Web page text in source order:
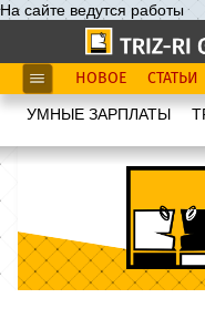
На сайте ведутся работы
НОВОЕ СТАТЬИ
УМНЫЕ ЗАРПЛАТЫ